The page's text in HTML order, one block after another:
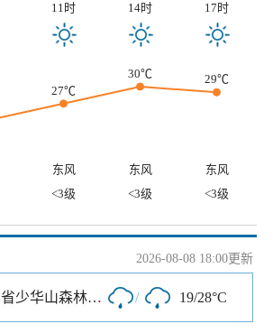
11时 14时 17时
27℃
30℃ 29℃
东风 东风
东风
<3级 <3级 <3级
2026-08-08 18:00更新
陕西省少华山森林公园 / 19/28°C